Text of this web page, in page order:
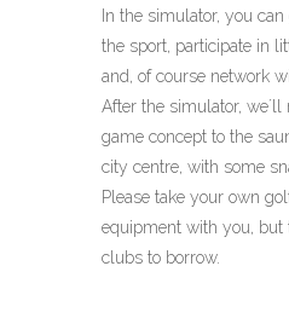
In the simulator, you
the sport, participate in
and, of course network
After the simulator, we´ll
game concept to the
city centre, with some
Please take your own
equipment with you, but
clubs to borrow.